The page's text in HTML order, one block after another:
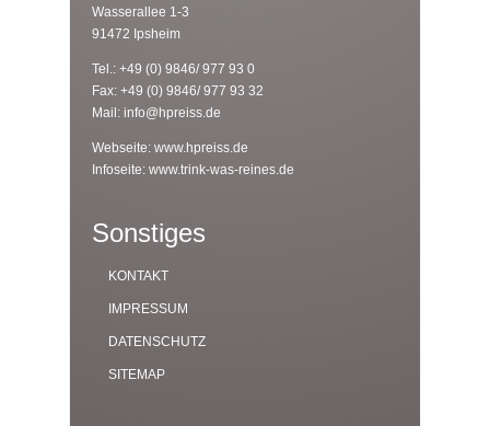
Wasserallee 1-3
91472 Ipsheim
Tel.: +49 (0) 9846/ 977 93 0
Fax: +49 (0) 9846/ 977 93 32
Mail: info@hpreiss.de
Webseite: www.hpreiss.de
Infoseite: www.trink-was-reines.de
Sonstiges
KONTAKT
IMPRESSUM
DATENSCHUTZ
SITEMAP